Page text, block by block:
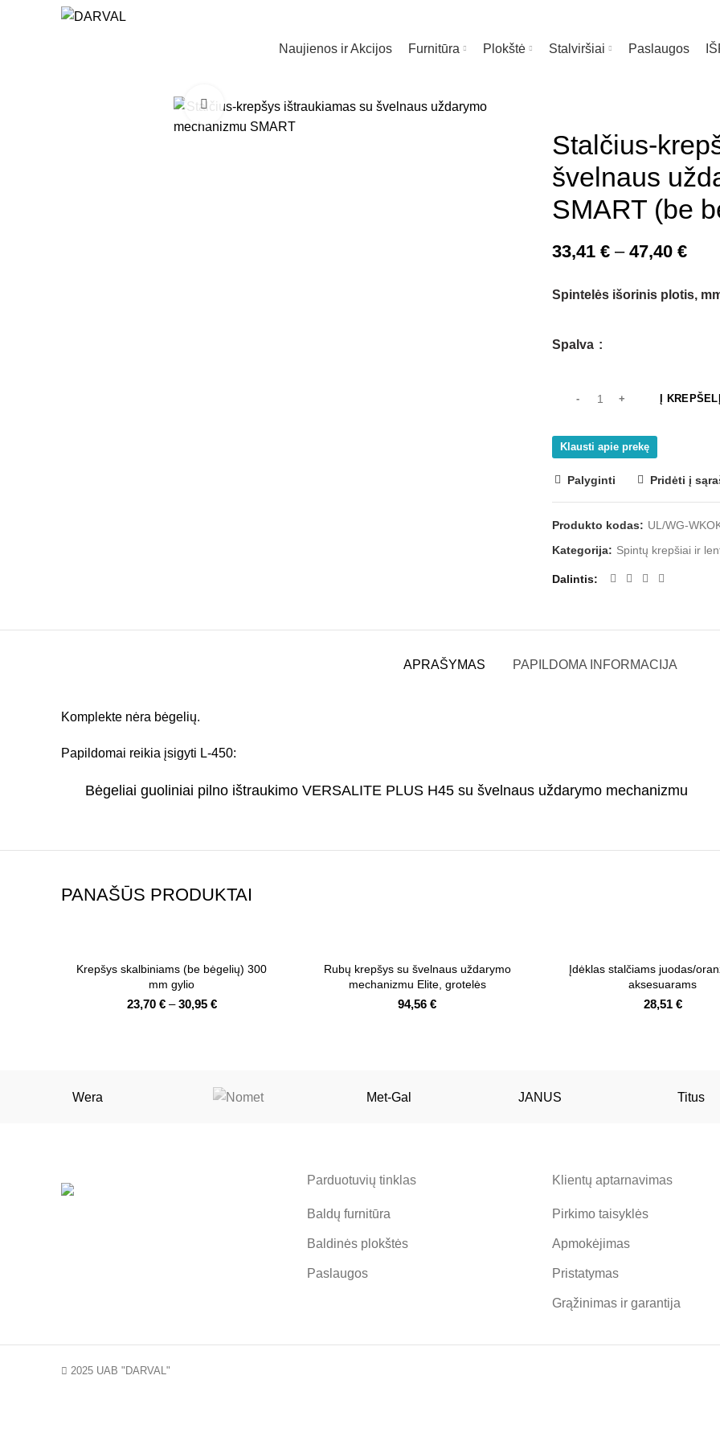
Naujienos ir Akcijos Furnitūra Plokštė Stalviršiai Paslaugos
Norėdami padidinti spauskite čia
Stalčius-
švelnaus
SMART (be
33,41 € – 47,40 €Price
Spintelės išorinis plotis,
Spalva
Į KREPŠELĮ
Klausti apie prekę
Palyginti Pridėti į
Produkto kodas: UL/WG-
Kategorija: Spintų krepšiai ir
Dalintis
APRAŠYMAS PAPILDOMA INFORMACIJA
Komplekte nėra bėgelių.
Papildomai reikia įsigyti L-450:
Bėgeliai guoliniai pilno ištraukimo VERSALITE PLUS H45 su švelnaus uždarymo mechanizmu
PANAŠŪS PRODUKTAI
Krepšys skalbiniams (be bėgelių) 300
mm gylio
23,70 € – 30,95 €Price
Rubų krepšys su švelnaus uždarymo
mechanizmu Elite, grotelės
94,56€
Įdėklas stalčiams juodas/
aksesuarams
28,51 €
Wera Met-Gal JANUS Titus
Parduotuvių tinklas
Baldų furnitūra
Baldinės plokštės
Paslaugos
Klientų aptarnavimas
Pirkimo taisyklės
Apmokėjimas
Pristatymas
Grąžinimas ir garantija
2025 UAB "DARVAL"